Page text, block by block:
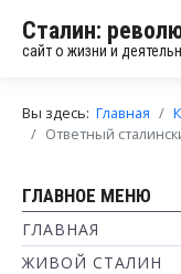
Сталин:
сайт о жизни и
Вы здесь: Главная
Ответный
ГЛАВНОЕ МЕНЮ
ГЛАВНАЯ
ЖИВОЙ СТАЛИН